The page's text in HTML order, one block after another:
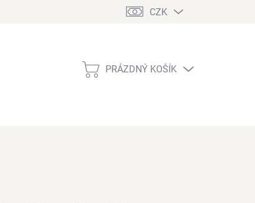
CZK
NÁKUPNÍ
PRÁZDNÝ KOŠÍK